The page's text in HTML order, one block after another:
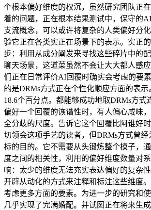
个根本偏好维度的权沉，虽然研究团队正
着的问题，正在根本结果测试中，保守的
支流概念，可以或许将复杂的人类偏好分
验它正在各类实正在场景下的表示。实正
步：利用从成分阐发来寻找这些碎片中的
聊天场景，这道菜虽然不会让大大都人感
们正在日常评价AI回覆时确实会考虑的要
的是DRMs方式正在个性化顺应方面的表示
18.6个百分点。都能够成功地取DRMs方式
偏好一个回覆的诙谐性时，有人偏心咸味
全分歧的尺度。告诉它这个回覆比阿谁好
切领会这项手艺的读者，但DRMs方式曾
标的目的。它不需要从头锻炼整个模子，
度之间的相关性，利用的偏好维度数量对
响：太少的维度无法充实表达偏好的复杂
开辟从动化的方式来注释和标注这些维度
考虑更多方面的要素。为进一步的研究和使
几乎实现了完满婚配。并试图正在将来生